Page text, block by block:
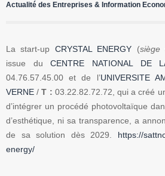
Actualité des Entreprises & Information
La start-up CRYSTAL ENERGY (siège
issue duCENTRE NATIONAL DE
04.76.57.45.00 et de l’UNIVERSITE
VERNE /T : 03.22.82.72.72, qui a créé
d’intégrer un procédé photovoltaïque
d’esthétique, ni sa transparence, a
de sa solution dès 2029. https://
energy/